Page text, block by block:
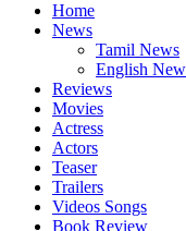
Home
News
Tamil News
English
Reviews
Movies
Actress
Actors
Teaser
Trailers
Videos Songs
Book Review